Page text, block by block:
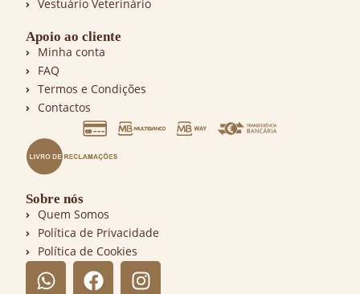
Vestuário Veterinário
Apoio ao cliente
Minha conta
FAQ
Termos e Condições
Contactos
Sobre nós
Quem Somos
Política de Privacidade
Política de Cookies